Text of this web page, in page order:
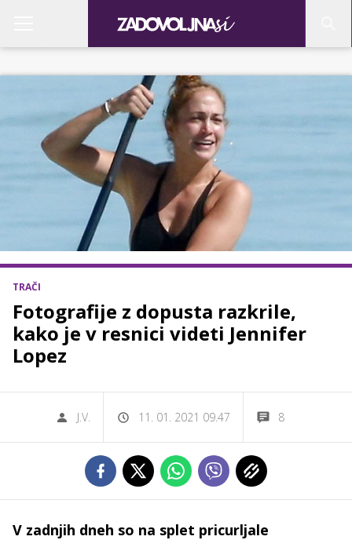
TRAČI
Fotografije z dopusta razkrile,
kako je v resnici videti Jennifer
Lopez
J.V. 11. 01. 2021 09.47 8
V zadnjih dneh so na splet pricurljale